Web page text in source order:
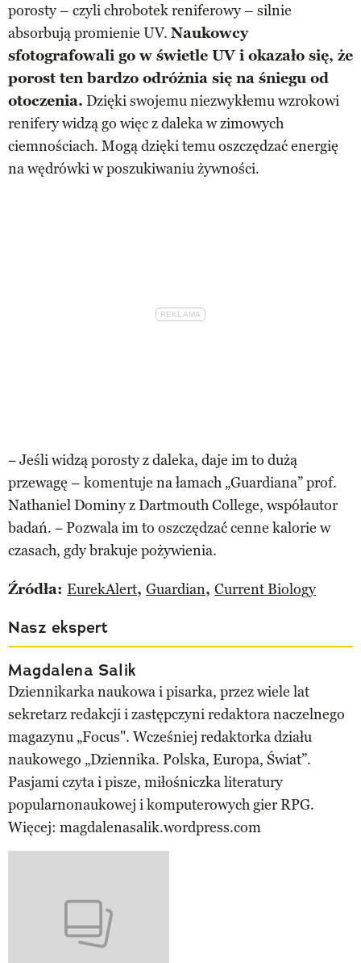
porosty – czyli chrobotek reniferowy – silnie
absorbują promienie UV. Naukowcy
sfotografowali go w świetle UV i okazało się, że
porost ten bardzo odróżnia się na śniegu od
otoczenia. Dzięki swojemu niezwykłemu wzrokowi
renifery widzą go więc z daleka w zimowych
ciemnościach. Mogą dzięki temu oszczędzać energię
na wędrówki w poszukiwaniu żywności.
− Jeśli widzą porosty z daleka, daje im to dużą
przewagę – komentuje na łamach „Guardiana” prof.
Nathaniel Dominy z Dartmouth College, współautor
badań. − Pozwala im to oszczędzać cenne kalorie w
czasach, gdy brakuje pożywienia.
Źródła: EurekAlert, Guardian, Current Biology
Nasz ekspert
Magdalena Salik
Dziennikarka naukowa i pisarka, przez wiele lat
sekretarz redakcji i zastępczyni redaktora naczelnego
magazynu „Focus". Wcześniej redaktorka działu
naukowego „Dziennika. Polska, Europa, Świat”.
Pasjami czyta i pisze, miłośniczka literatury
popularnonaukowej i komputerowych gier RPG.
Więcej: magdalenasalik.wordpress.com